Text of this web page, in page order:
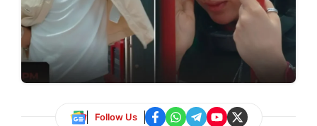
Follow Us